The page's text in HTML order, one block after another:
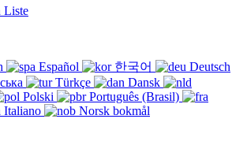
Liste
Español 한국어
Deutsch
Türkçe
Dansk
Polski
Português (Brasil)
Italiano
Norsk bokmål